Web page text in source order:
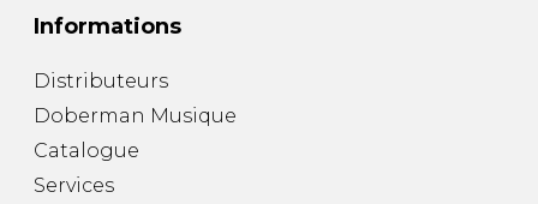
Informations
Distributeurs
Doberman Musique
Catalogue
Services